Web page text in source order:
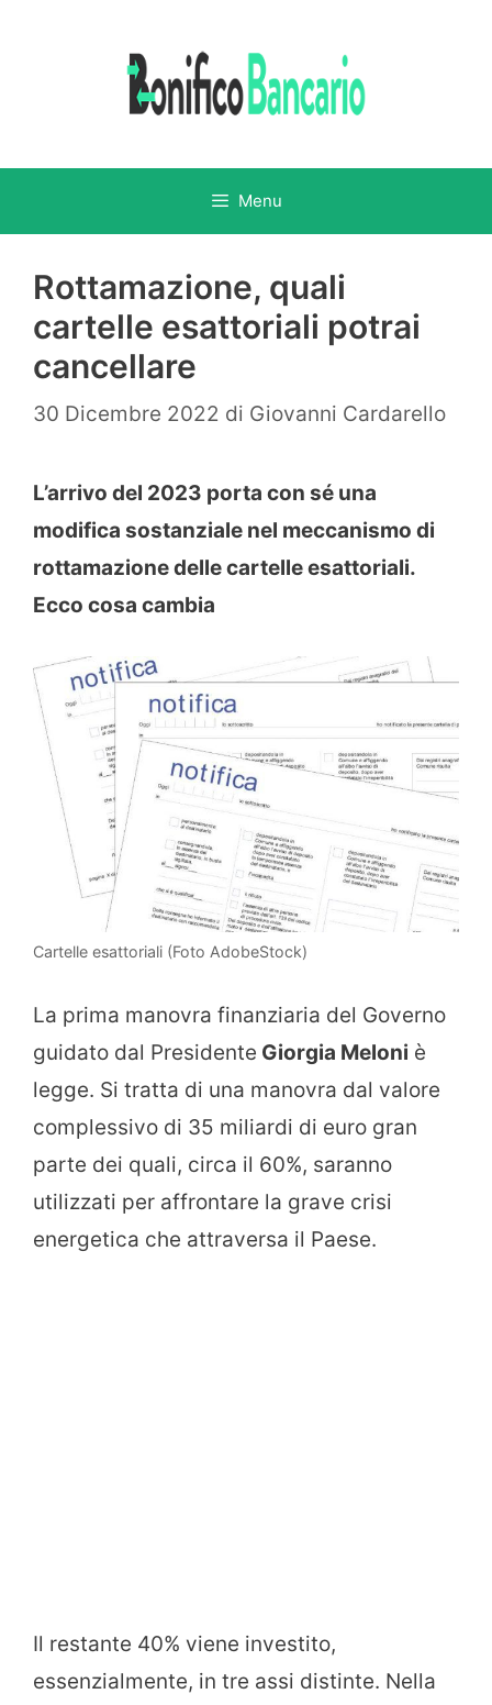
Menu
Rottamazione, quali
cartelle esattoriali potrai
cancellare
30 Dicembre 2022 di Giovanni Cardarello
L’arrivo del 2023 porta con sé una
modifica sostanziale nel meccanismo di
rottamazione delle cartelle esattoriali.
Ecco cosa cambia
Cartelle esattoriali (Foto AdobeStock)
La prima manovra finanziaria del Governo
guidato dal Presidente Giorgia Meloni è
legge. Si tratta di una manovra dal valore
complessivo di 35 miliardi di euro gran
parte dei quali, circa il 60%, saranno
utilizzati per affrontare la grave crisi
energetica che attraversa il Paese.
Il restante 40% viene investito,
essenzialmente, in tre assi distinte. Nella